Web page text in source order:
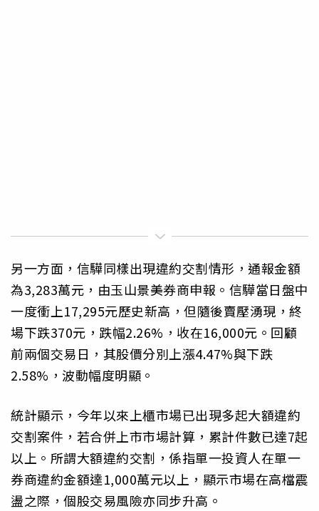
另一方面，信驊同樣出現違約交割情形，通報金額
為3,283萬元，由玉山景美券商申報。信驊當日盤中
一度衝上17,295元歷史新高，但隨後賣壓湧現，終
場下跌370元，跌幅2.26%，收在16,000元。回顧
前兩個交易日，其股價分別上漲4.47%與下跌
2.58%，波動幅度明顯。
統計顯示，今年以來上櫃市場已出現多起大額違約
交割案件，若合併上市市場計算，累計件數已達7起
以上。所謂大額違約交割，係指單一投資人在單一
券商違約金額達1,000萬元以上，顯示市場在高檔震
盪之際，個股交易風險亦同步升高。